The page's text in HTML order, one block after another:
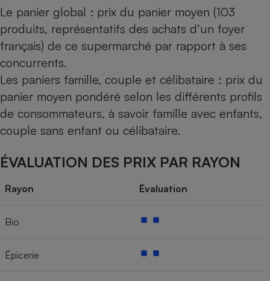
Le panier global : prix du panier moyen (103
produits, représentatifs des achats d’un foyer
français) de ce supermarché par rapport à ses
concurrents.
Les paniers famille, couple et célibataire : prix du
panier moyen pondéré selon les différents profils
de consommateurs, à savoir famille avec enfants,
couple sans enfant ou célibataire.
ÉVALUATION DES PRIX PAR RAYON
Rayon Évaluation
Bio
Épicerie